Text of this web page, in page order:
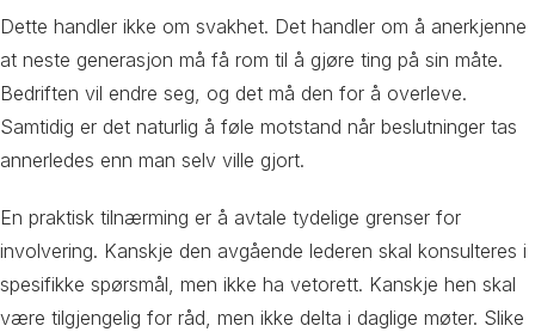
Dette handler ikke om svakhet. Det handler om å anerkjenne
at neste generasjon må få rom til å gjøre ting på sin måte.
Bedriften vil endre seg, og det må den for å overleve.
Samtidig er det naturlig å føle motstand når beslutninger tas
annerledes enn man selv ville gjort.
En praktisk tilnærming er å avtale tydelige grenser for
involvering. Kanskje den avgående lederen skal konsulteres i
spesifikke spørsmål, men ikke ha vetorett. Kanskje hen skal
være tilgjengelig for råd, men ikke delta i daglige møter. Slike